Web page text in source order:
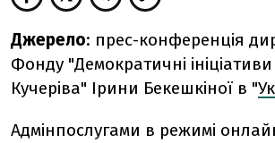
Джерело: прес-конференція
Фонду "Демократичні ініціативи
Кучеріва" Ірини Бекешкіної в "
Адмінпослугами в режимі